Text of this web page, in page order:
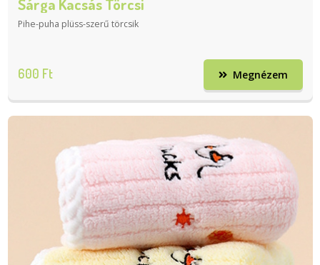
Sárga Kacsás Törcsi
Pihe-puha plüss-szerű törcsik
600 Ft Megnézem